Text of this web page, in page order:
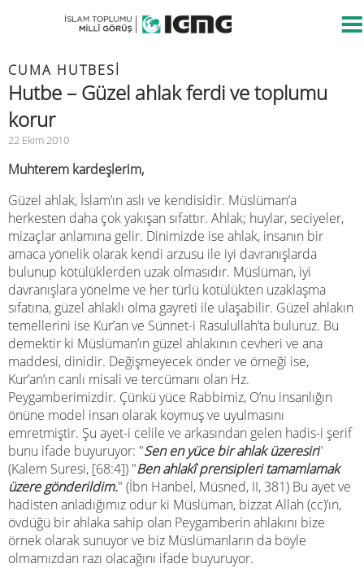
CUMA HUTBESİ
Hutbe – Güzel ahlak ferdi ve toplumu
korur
22 Ekim 2010
Muhterem kardeşlerim,
Güzel ahlak, İslam’ın aslı ve kendisidir. Müslüman’a
herkesten daha çok yakışan sıfattır. Ahlak; huylar, seciyeler,
mizaçlar anlamına gelir. Dinimizde ise ahlak, insanın bir
amaca yönelik olarak kendi arzusu ile iyi davranışlarda
bulunup kötülüklerden uzak olmasıdır. Müslüman, iyi
davranışlara yönelme ve her türlü kötülükten uzaklaşma
sıfatına, güzel ahlaklı olma gayreti ile ulaşabilir. Güzel ahlakın
temellerini ise Kur’an ve Sünnet-i Rasulullah’ta buluruz. Bu
demektir ki Müslüman’ın güzel ahlakının cevheri ve ana
maddesi, dinidir. Değişmeyecek önder ve örneği ise,
Kur’an’ın canlı misali ve tercümanı olan Hz.
Peygamberimizdir. Çünkü yüce Rabbimiz, O’nu insanlığın
önüne model insan olarak koymuş ve uyulmasını
emretmiştir. Şu ayet-i celile ve arkasından gelen hadis-i şerif
bunu ifade buyuruyor: "Sen en yüce bir ahlak üzeresin"
(Kalem Suresi, [68:4]) "Ben ahlakî prensipleri tamamlamak
üzere gönderildim." (İbn Hanbel, Müsned, II, 381) Bu ayet ve
hadisten anladığımız odur ki Müslüman, bizzat Allah (cc)’ın,
övdüğü bir ahlaka sahip olan Peygamberin ahlakını bize
örnek olarak sunuyor ve biz Müslümanların da böyle
olmamızdan razı olacağını ifade buyuruyor.